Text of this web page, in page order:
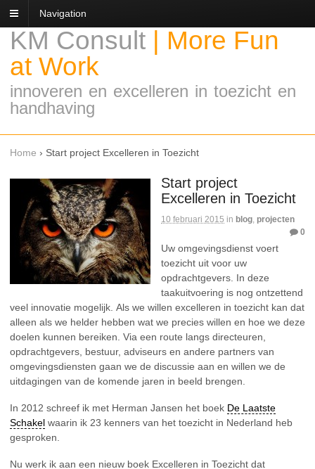
Navigation
KM Consult
More Fun
at Work
innoveren en excelleren in toezicht en
handhaving
Home › Start project Excelleren in Toezicht
Start project
Excelleren in Toezicht
10 februari 2015 in blog, projecten
0
Uw omgevingsdienst voert
toezicht uit voor uw
opdrachtgevers. In deze
taakuitvoering is nog ontzettend
veel innovatie mogelijk. Als we willen excelleren in toezicht kan dat
alleen als we helder hebben wat we precies willen en hoe we deze
doelen kunnen bereiken. Via een route langs directeuren,
opdrachtgevers, bestuur, adviseurs en andere partners van
omgevingsdiensten gaan we de discussie aan en willen we de
uitdagingen van de komende jaren in beeld brengen.
In 2012 schreef ik met Herman Jansen het boek De Laatste
Schakel waarin ik 23 kenners van het toezicht in Nederland heb
gesproken.
Nu werk ik aan een nieuw boek Excelleren in Toezicht dat